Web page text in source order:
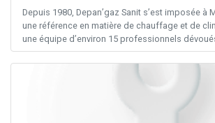
Depuis 1980, Depan’gaz Sanit s’est imposée à
une référence en matière de chauffage et de
une équipe d’environ 15 professionnels